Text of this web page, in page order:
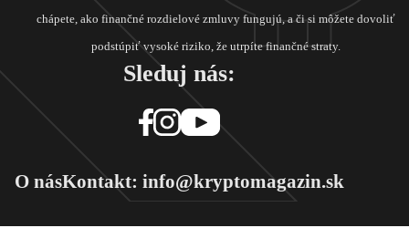
chápete, ako finančné rozdielové zmluvy fungujú, a či si môžete dovoliť
podstúpiť vysoké riziko, že utrpíte finančné straty.
Sleduj nás:
O násKontakt: info@kryptomagazin.sk